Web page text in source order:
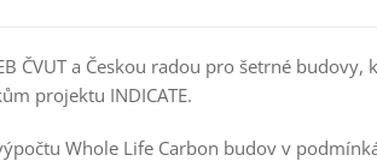
ČVUT a Českou radou pro šetrné budovy,
projektu INDICATE.
Whole Life Carbon budov v